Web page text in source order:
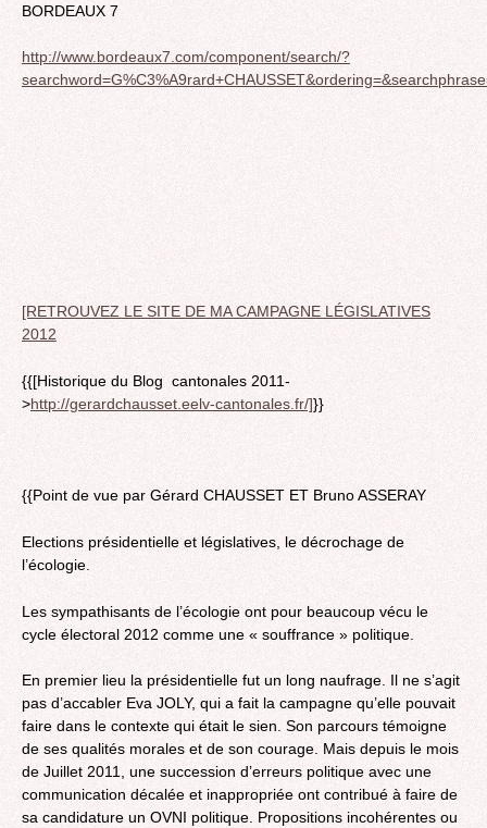
BORDEAUX 7
http://www.bordeaux7.com/component/search/?
[RETROUVEZ LE SITE DE MA CAMPAGNE LÉGISLATIVES
2012
{{[Historique du Blog cantonales 2011-
>http://gerardchausset.eelv-cantonales.fr/]}}
{{Point de vue par Gérard CHAUSSET ET Bruno ASSERAY
Elections présidentielle et législatives, le décrochage de
l’écologie.
Les sympathisants de l’écologie ont pour beaucoup vécu le
cycle électoral 2012 comme une « souffrance » politique.
En premier lieu la présidentielle fut un long naufrage. Il ne s’agit
pas d’accabler Eva JOLY, qui a fait la campagne qu’elle pouvait
faire dans le contexte qui était le sien. Son parcours témoigne
de ses qualités morales et de son courage. Mais depuis le mois
de Juillet 2011, une succession d’erreurs politique avec une
communication décalée et inappropriée ont contribué à faire de
sa candidature un OVNI politique. Propositions incohérentes ou